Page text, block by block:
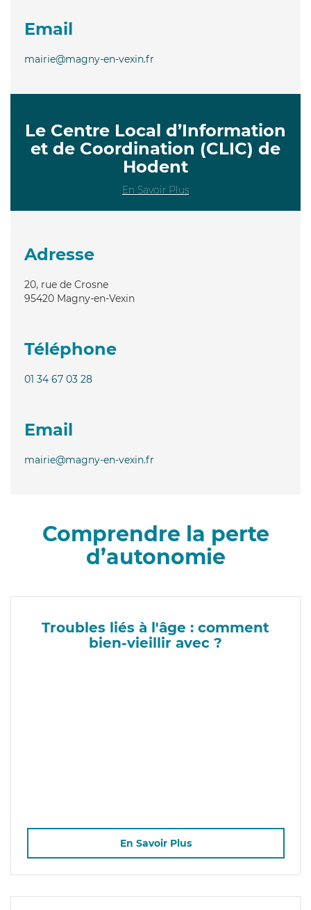
Email
mairie@magny-en-vexin.fr
Le Centre Local d’Information
et de Coordination (CLIC) de
Hodent
En Savoir Plus
Adresse
20, rue de Crosne
95420 Magny-en-Vexin
Téléphone
01 34 67 03 28
Email
mairie@magny-en-vexin.fr
Comprendre la perte
d’autonomie
Troubles liés à l'âge : comment
bien-vieillir avec ?
En Savoir Plus